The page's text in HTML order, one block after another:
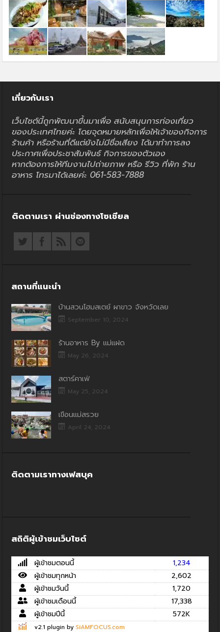
เกี่ยวกับเรา
เว็บไซต์นี้ถูกพัฒนาขึ้นมาเพื่อ สนับสนุนการท่องเที่ยว
ของประเทศไทยค่ะ โดยจุดหมายหลักเพื่อให้เจ้าของกิจการ
ร้านค้า หรือร้านที่ดีแต่ยังไม่มีชื่อเสียง ได้มาทำการลง
ประกาศเพื่อประชาสัมพันธ์ กิจการของตัวเอง
หากต้องการให้ทีมงานไปถ่ายภาพ หรือ รีวิว ที่พัก ร้าน
อาหาร โทรมาได้เลยค่ะ 061-583-7888
ติดตามเรา ผ่านช่องทางโซเชียล
สถานที่แนะนำ
บ้านสวนโฮมสเตย์ ผาขาว จังหวัดเลย
September 10, 2024
ร้านอาหาร By แม่แฝด
May 26, 2024
สตาร์คาเฟ่
May 25, 2024
เขื่อนแม่สรวย
April 24, 2024
ติดตามเราทางเฟสบุค
สถิติผู้เข้าชมเว็บไซต์
ผู้เข้าชมตอนนี้
1,234
ผู้เข้าชมทุกหน้า
2,602
ผู้เข้าชมวันนี้
1,720
ผู้เข้าชมเดือนนี้
17,338
ผู้เข้าชมปีนี้
572K
v2.1 plugin by SiAMFOCUS.com